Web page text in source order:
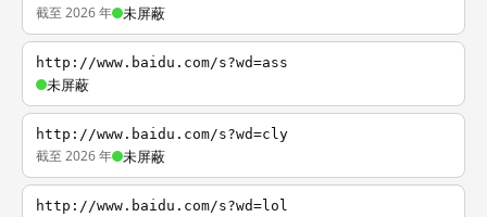
截至 2026 年 未屏蔽
http://www.baidu.com/s?wd=ass
未屏蔽
http://www.baidu.com/s?wd=cly
截至 2026 年 未屏蔽
http://www.baidu.com/s?wd=lol